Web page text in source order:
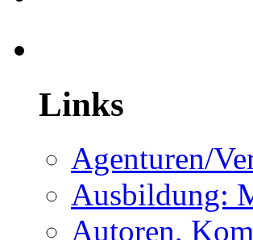
Links
Agenturen/
Ausbildung:
Autoren,